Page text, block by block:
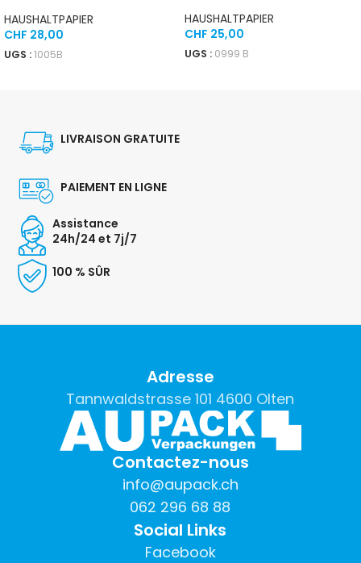
HAUSHALTPAPIER
CHF 28,00
UGS :1005B
HAUSHALTPAPIER
CHF 25,00
UGS : 0999 B
LIVRAISON GRATUITE
PAIEMENT EN LIGNE
Assistance
24h/24 et 7j/7
100 % SÛR
Adresse
Tannwaldstrasse 101 4600 Olten
Contactez-nous
info@aupack.ch
062 296 68 88
Social Links
Facebook